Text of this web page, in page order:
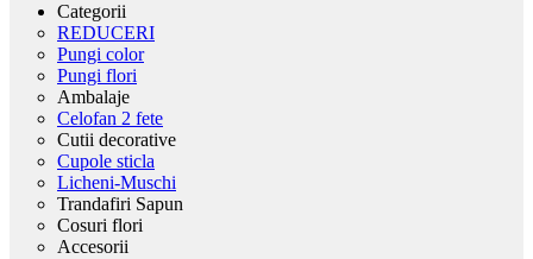
Categorii
REDUCERI
Pungi color
Pungi flori
Ambalaje
Celofan 2 fete
Cutii decorative
Cupole sticla
Licheni-Muschi
Trandafiri Sapun
Cosuri flori
Accesorii